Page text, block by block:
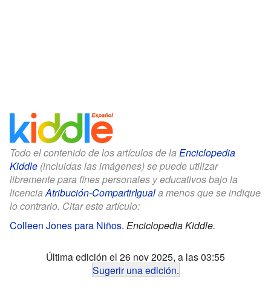
Todo el contenido de los artículos de la Enciclopedia
Kiddle (incluidas las imágenes) se puede utilizar
libremente para fines personales y educativos bajo la
licenciaAtribución-CompartirIguala menos que se indique
lo contrario. Citar este artículo:
Colleen Jones para Niños. Enciclopedia Kiddle.
Última edición el 26 nov 2025, a las 03:55
Sugerir una edición.